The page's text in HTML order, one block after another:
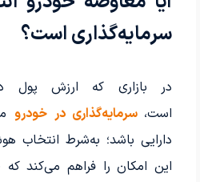
سرمایه‌گذاری است؟
در بازاری که ارزش پول
است، سرمایه‌گذاری در خودرو
دارایی باشد؛ به‌شرط انتخاب
این امکان را فراهم می‌کند